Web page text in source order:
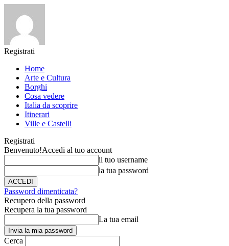
Registrati
Home
Arte e Cultura
Borghi
Cosa vedere
Italia da scoprire
Itinerari
Ville e Castelli
Registrati
Benvenuto!Accedi al tuo account
il tuo username
la tua password
Password dimenticata?
Recupero della password
Recupera la tua password
La tua email
Cerca